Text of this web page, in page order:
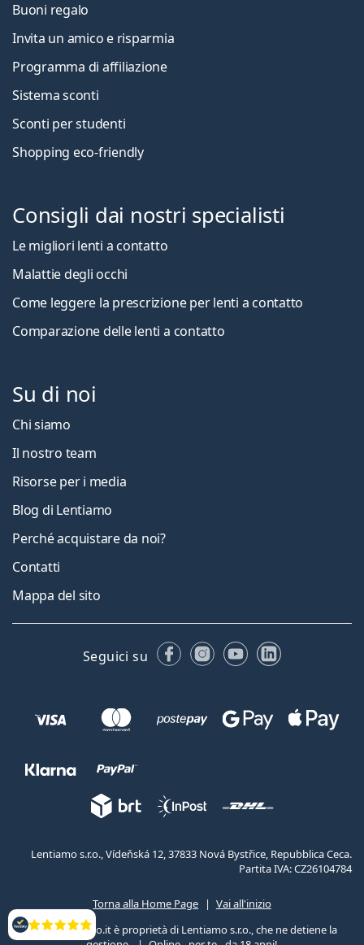
Valutazione
Buoni regalo
Invita un amico e risparmia
Programma di affiliazione
Sistema sconti
Sconti per studenti
Shopping eco-friendly
Consigli dai nostri specialisti
Le migliori lenti a contatto
Malattie degli occhi
Come leggere la prescrizione per lenti a contatto
Comparazione delle lenti a contatto
Su di noi
Chi siamo
Il nostro team
Risorse per i media
Blog di Lentiamo
Perché acquistare da noi?
Contatti
Mappa del sito
Seguici su FacebookInstagram
YouTubeLinkedIn
Lentiamo s.r.o., Vídeňská 12, 37833 Nová Bystřice, Repubblica Ceca.
Partita IVA: CZ26104784
Torna alla Home Page
Vai all'inizio
Il sito Lentiamo.it è proprietà di Lentiamo s.r.o., che ne detiene la